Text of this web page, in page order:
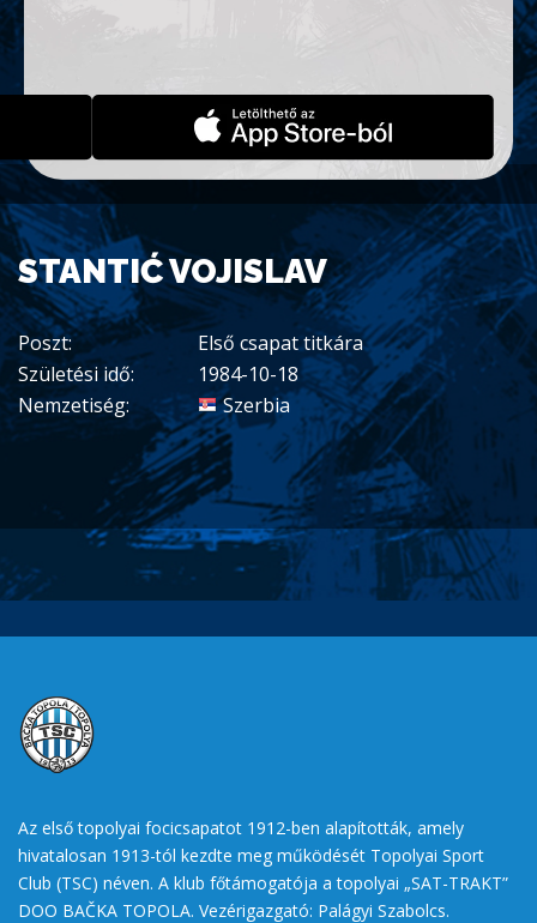
STANTIĆ VOJISLAV
Poszt:
Első csapat titkára
Születési idő:
1984-10-18
Nemzetiség:
Szerbia
Az első topolyai focicsapatot 1912-ben alapították, amely
hivatalosan 1913-tól kezdte meg működését Topolyai Sport
Club (TSC) néven. A klub főtámogatója a topolyai „SAT-TRAKT”
DOO BAČKA TOPOLA. Vezérigazgató: Palágyi Szabolcs.